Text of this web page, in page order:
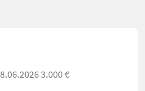
3.000 €